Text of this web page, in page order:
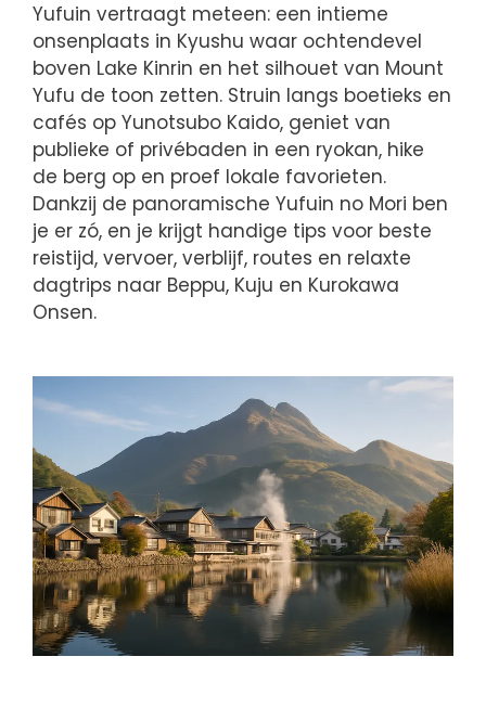
Yufuin vertraagt meteen: een intieme
onsenplaats in Kyushu waar ochtendevel
boven Lake Kinrin en het silhouet van Mount
Yufu de toon zetten. Struin langs boetieks en
cafés op Yunotsubo Kaido, geniet van
publieke of privébaden in een ryokan, hike
de berg op en proef lokale favorieten.
Dankzij de panoramische Yufuin no Mori ben
je er zó, en je krijgt handige tips voor beste
reistijd, vervoer, verblijf, routes en relaxte
dagtrips naar Beppu, Kuju en Kurokawa
Onsen.